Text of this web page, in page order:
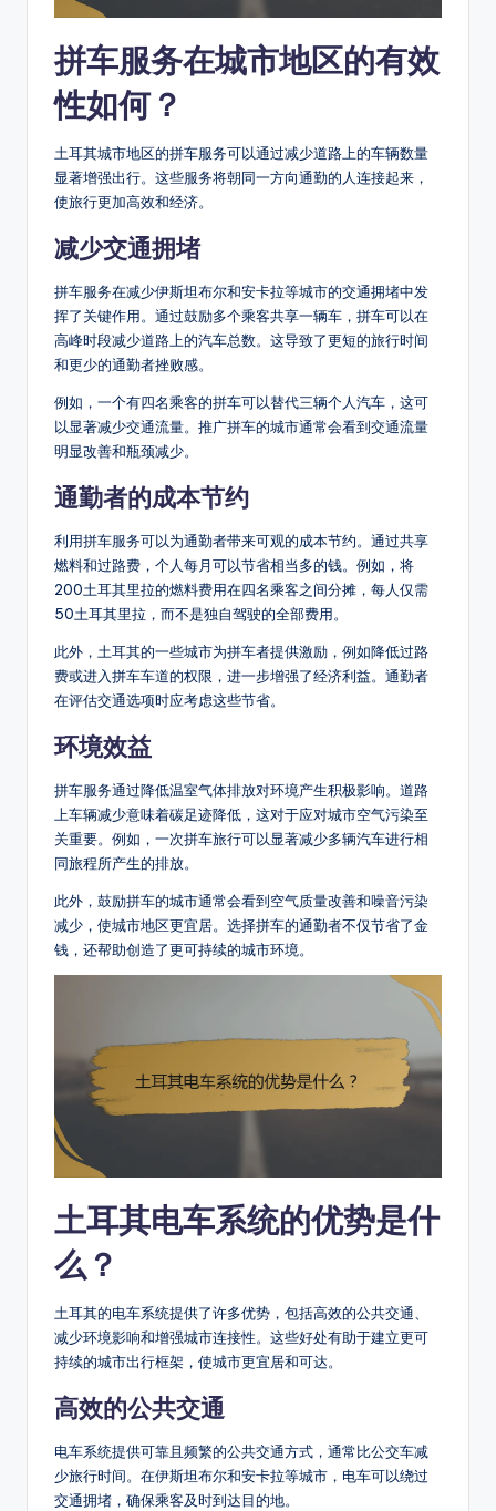
拼车服务在城市地区的有效
性如何？
土耳其城市地区的拼车服务可以通过减少道路上的车辆数量
显著增强出行。这些服务将朝同一方向通勤的人连接起来，
使旅行更加高效和经济。
减少交通拥堵
拼车服务在减少伊斯坦布尔和安卡拉等城市的交通拥堵中发
挥了关键作用。通过鼓励多个乘客共享一辆车，拼车可以在
高峰时段减少道路上的汽车总数。这导致了更短的旅行时间
和更少的通勤者挫败感。
例如，一个有四名乘客的拼车可以替代三辆个人汽车，这可
以显著减少交通流量。推广拼车的城市通常会看到交通流量
明显改善和瓶颈减少。
通勤者的成本节约
利用拼车服务可以为通勤者带来可观的成本节约。通过共享
燃料和过路费，个人每月可以节省相当多的钱。例如，将
200土耳其里拉的燃料费用在四名乘客之间分摊，每人仅需
50土耳其里拉，而不是独自驾驶的全部费用。
此外，土耳其的一些城市为拼车者提供激励，例如降低过路
费或进入拼车车道的权限，进一步增强了经济利益。通勤者
在评估交通选项时应考虑这些节省。
环境效益
拼车服务通过降低温室气体排放对环境产生积极影响。道路
上车辆减少意味着碳足迹降低，这对于应对城市空气污染至
关重要。例如，一次拼车旅行可以显著减少多辆汽车进行相
同旅程所产生的排放。
此外，鼓励拼车的城市通常会看到空气质量改善和噪音污染
减少，使城市地区更宜居。选择拼车的通勤者不仅节省了金
钱，还帮助创造了更可持续的城市环境。
土耳其电车系统的优势是什
么？
土耳其的电车系统提供了许多优势，包括高效的公共交通、
减少环境影响和增强城市连接性。这些好处有助于建立更可
持续的城市出行框架，使城市更宜居和可达。
高效的公共交通
电车系统提供可靠且频繁的公共交通方式，通常比公交车减
少旅行时间。在伊斯坦布尔和安卡拉等城市，电车可以绕过
交通拥堵，确保乘客及时到达目的地。